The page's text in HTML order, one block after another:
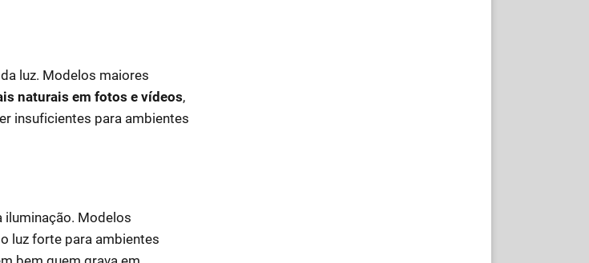
luz. Modelos maiores
naturais em fotos e vídeos,
insuficientes para ambientes
iluminação. Modelos
luz forte para ambientes